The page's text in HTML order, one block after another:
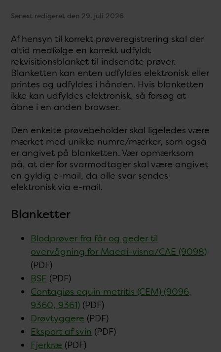
Senest redigeret den 29. juli 2026
Af hensyn til korrekt prøveregistrering skal der
altid medfølge en korrekt udfyldt
rekvisitionsblanket til indsendte prøver.
Blanketten kan enten udfyldes elektronisk eller
printes og udfyldes i hånden. Hvis blanketten
ikke kan udfyldes elektronisk, så forsøg at
åbne i en anden browser.
Den enkelte prøvebeholder skal ligeledes være
mærket med unikke numre/mærker, som også
er angivet på blanketten. Vær opmærksom
på, at der for svarmodtager skal være angivet
en gyldig e-mail, da alle svar sendes
elektronisk via e-mail.
Blanketter
Blodprøver fra får og geder til
overvågning for Maedi-visna/CAE (9098)
(PDF)
BSE (PDF)
Contagiøs equin metritis (CEM) (9096,
9360, 9361) (PDF)
Drøvtyggere (PDF)
Eksport af svin (PDF)
Fjerkræ (PDF)